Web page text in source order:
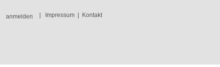
anmelden Impressum Kontakt